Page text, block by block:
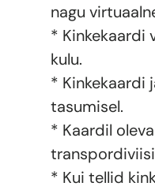
nagu
* Kinkekaardi
kulu.
* Kinkekaardi
tasumisel.
* Kaardil
* Kui tellid